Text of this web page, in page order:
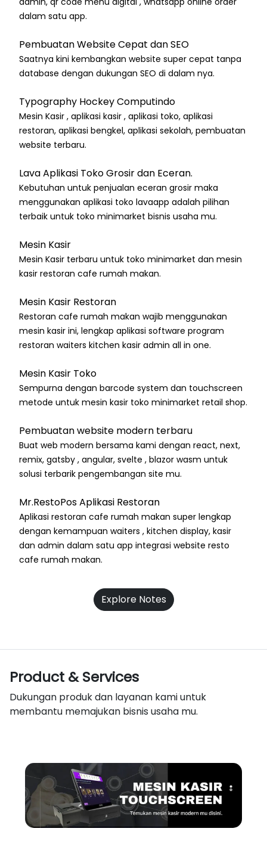
dalam satu app.
Pembuatan Website Cepat dan SEO
Saatnya kini kembangkan website super cepat tanpa
database dengan dukungan SEO di dalam nya.
Typography Hockey Computindo
Mesin Kasir , aplikasi kasir , aplikasi toko, aplikasi
restoran, aplikasi bengkel, aplikasi sekolah, pembuatan
website terbaru.
Lava Aplikasi Toko Grosir dan Eceran.
Kebutuhan untuk penjualan eceran grosir maka
menggunakan aplikasi toko lavaapp adalah pilihan
terbaik untuk toko minimarket bisnis usaha mu.
Mesin Kasir
Mesin Kasir terbaru untuk toko minimarket dan mesin
kasir restoran cafe rumah makan.
Mesin Kasir Restoran
Restoran cafe rumah makan wajib menggunakan
mesin kasir ini, lengkap aplikasi software program
restoran waiters kitchen kasir admin all in one.
Mesin Kasir Toko
Sempurna dengan barcode system dan touchscreen
metode untuk mesin kasir toko minimarket retail shop.
Pembuatan website modern terbaru
Buat web modern bersama kami dengan react, next,
remix, gatsby , angular, svelte , blazor wasm untuk
solusi terbarik pengembangan site mu.
Mr.RestoPos Aplikasi Restoran
Aplikasi restoran cafe rumah makan super lengkap
dengan kemampuan waiters , kitchen display, kasir
dan admin dalam satu app integrasi website resto
cafe rumah makan.
Explore Notes
Product & Services
Dukungan produk dan layanan kami untuk
membantu memajukan bisnis usaha mu.